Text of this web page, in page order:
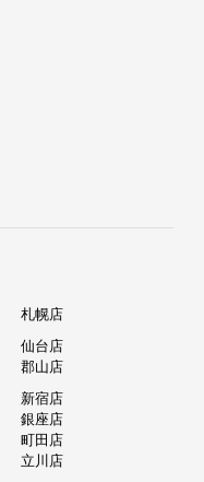
札幌店
仙台店
郡山店
新宿店
銀座店
町田店
立川店